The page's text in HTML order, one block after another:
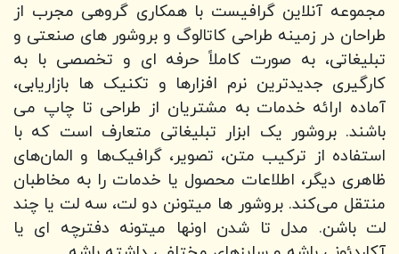
مجموعه آنلاین گرافیست با همکاری گروهی مجرب از
طراحان در زمینه طراحی کاتالوگ و بروشور های صنعتی و
تبلیغاتی، به صورت کاملاً حرفه ای و تخصصی با به
کارگیری جدیدترین نرم افزارها و تکنیک ها بازاریابی،
آماده ارائه خدمات به مشتریان از طراحی تا چاپ می
باشند. بروشور یک ابزار تبلیغاتی متعارف است که با
استفاده از ترکیب متن، تصویر، گرافیک‌ها و المان‌های
ظاهری دیگر، اطلاعات محصول یا خدمات را به مخاطبان
منتقل می‌کند. بروشور ها میتونن دو لت، سه لت یا چند
لت باشن. مدل تا شدن اونها میتونه دفترچه ای یا